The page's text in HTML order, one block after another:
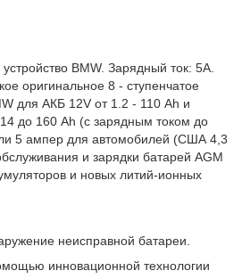
BMW. Зарядный ток: 5A.
оригинальное 8 - ступенчатое
для АКБ 12V от 1.2 - 110 Ah и
до 160 Ah (с зарядным током до
5 ампер для автомобилей (США 4,3
и зарядки батарей AGM
и новых литий-ионных
неисправной батареи.
инновационной технологии